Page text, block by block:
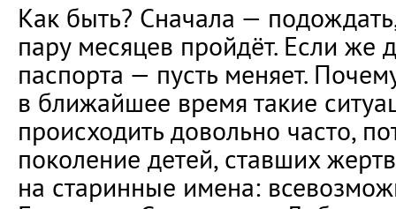
Как быть? Сначала —
пару месяцев пройдёт. Если
паспорта — пусть меняет.
в ближайшее время такие
происходить довольно часто,
поколение детей, ставших
на старинные имена: